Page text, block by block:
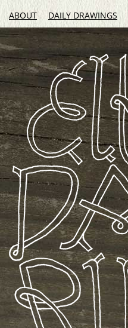
ABOUT DAILY DRAWINGS